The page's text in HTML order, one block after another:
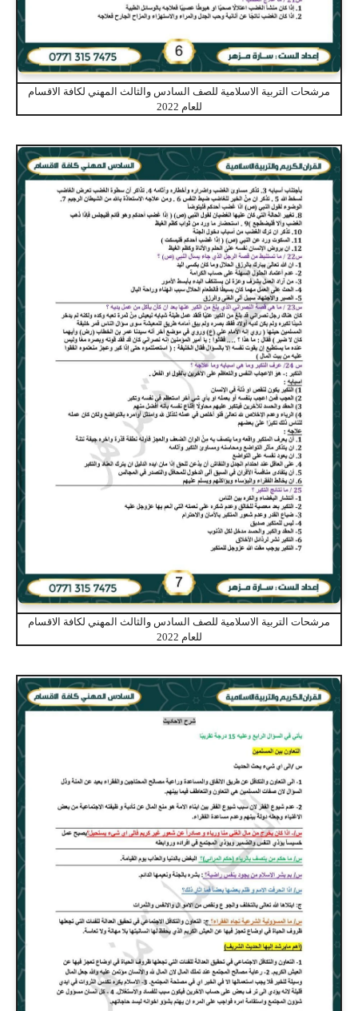
مرشحات التربية الاسلامية للصف السادس والثالث المهني لكافة الاقسام
للعام 2022
مرشحات التربية الاسلامية للصف السادس والثالث المهني لكافة الاقسام
للعام 2022